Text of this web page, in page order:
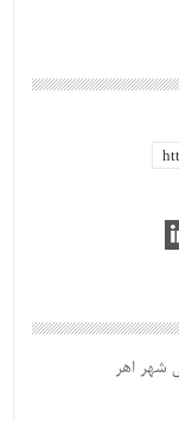
شهر اهر